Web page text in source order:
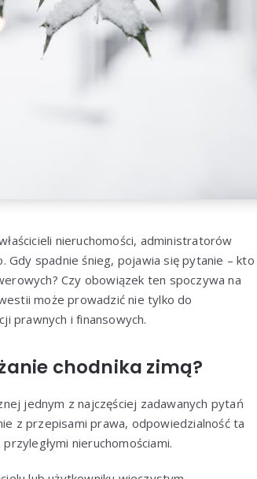
nieruchomości, administratorów
spadnie śnieg, pojawia się pytanie – kto
Czy obowiązek ten spoczywa na
może prowadzić nie tylko do
prawnych i finansowych.
chodnika zimą?
jednym z najczęściej zadawanych pytań
z przepisami prawa, odpowiedzialność ta
nieruchomościami.